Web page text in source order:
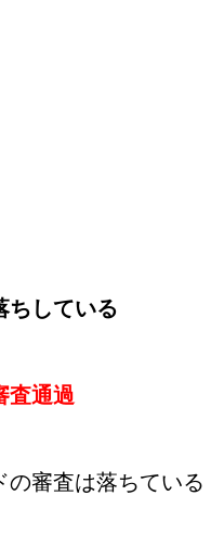
ちしている
査通過
審査は落ちている